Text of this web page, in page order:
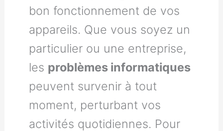
bon fonctionnement de vos
appareils. Que vous soyez un
particulier ou une entreprise,
les problèmes informatiques
peuvent survenir à tout
moment, perturbant vos
activités quotidiennes. Pour